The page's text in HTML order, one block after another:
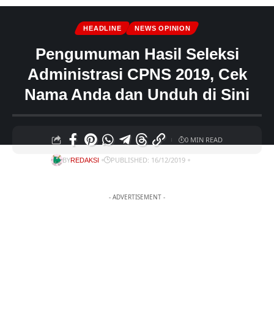
HEADLINE NEWS OPINION
Pengumuman Hasil Seleksi
Administrasi CPNS 2019, Cek
Nama Anda dan Unduh di Sini
BYREDAKSI PUBLISHED: 16/12/2019
0 MIN READ
- ADVERTISEMENT -